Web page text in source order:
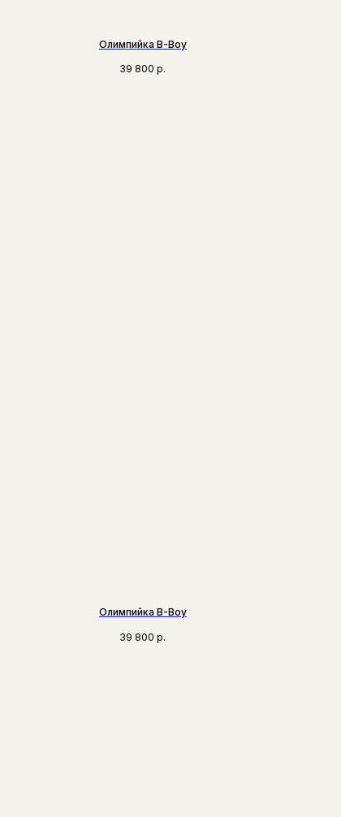
Олимпийка B-Boy
39 800 р.
Олимпийка B-Boy
39 800 р.